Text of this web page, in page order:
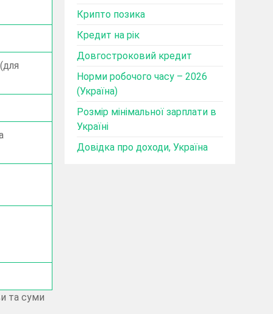
та суми
Крипто позика
Кредит на рік
Довгостроковий кредит
Норми робочого часу – 2026
(Україна)
Розмір мінімальної зарплати в
Україні
Довідка про доходи, Україна